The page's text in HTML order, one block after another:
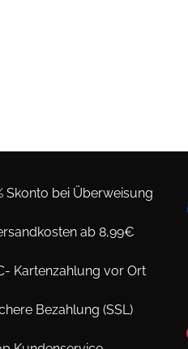
Skonto bei Überweisung
ab 8,99€
Kartenzahlung vor Ort
Bezahlung (SSL)